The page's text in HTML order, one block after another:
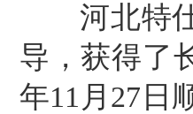
河北特仕
导，获得了
年11月27日